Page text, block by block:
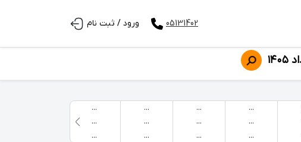
05131402 ورود / ثبت نام
...
...
...
...
...
...
...
...
...
...
...
...